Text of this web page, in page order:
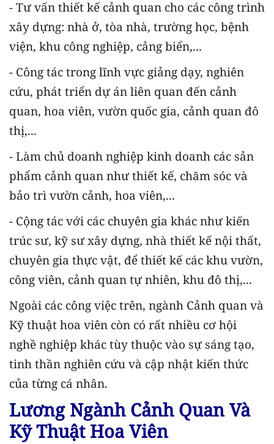
- Tư vấn thiết kế cảnh quan cho các công trình
xây dựng: nhà ở, tòa nhà, trường học, bệnh
viện, khu công nghiệp, cảng biển,...
- Công tác trong lĩnh vực giảng dạy, nghiên
cứu, phát triển dự án liên quan đến cảnh
quan, hoa viên, vườn quốc gia, cảnh quan đô
thị,...
- Làm chủ doanh nghiệp kinh doanh các sản
phẩm cảnh quan như thiết kế, chăm sóc và
bảo trì vườn cảnh, hoa viên,...
- Cộng tác với các chuyên gia khác như kiến
trúc sư, kỹ sư xây dựng, nhà thiết kế nội thất,
chuyên gia thực vật, để thiết kế các khu vườn,
công viên, cảnh quan tự nhiên, khu đô thị,...
Ngoài các công việc trên, ngành Cảnh quan và
Kỹ thuật hoa viên còn có rất nhiều cơ hội
nghề nghiệp khác tùy thuộc vào sự sáng tạo,
tinh thần nghiên cứu và cập nhật kiến thức
của từng cá nhân.
Lương Ngành Cảnh Quan Và
Kỹ Thuật Hoa Viên